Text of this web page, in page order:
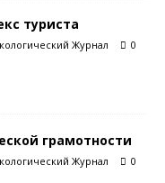
туриста
Журнал 0
грамотности
Журнал 0